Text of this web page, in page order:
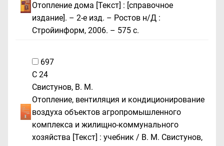
Отопление дома [Текст] : [справочное
издание]. – 2-е изд. – Ростов н/Д :
Стройинформ, 2006. – 575 с.
697
С 24
Свистунов, В. М.
Отопление, вентиляция и кондиционирование
воздуха объектов агропромышленного
комплекса и жилищно-коммунального
хозяйства [Текст] : учебник / В. М. Свистунов,